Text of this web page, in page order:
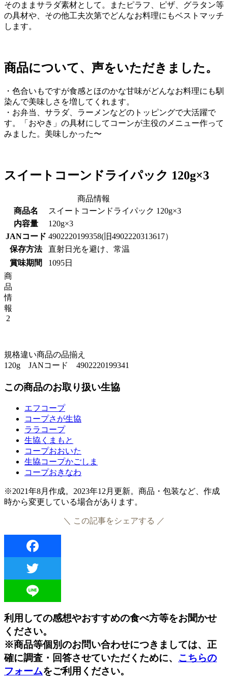
そのままサラダ素材として。またピラフ、ピザ、グラタン等
の具材や、その他工夫次第でどんなお料理にもベストマッチ
します。
商品について、声をいただきました。
・色合いもですが食感とほのかな甘味がどんなお料理にも馴
染んで美味しさを増してくれます。
・お弁当、サラダ、ラーメンなどのトッピングで大活躍で
す。「おやき」の具材にしてコーンが主役のメニュー作って
みました。美味しかった〜
スイートコーンドライパック 120g×3
商品情報
商品名
スイートコーンドライパック 120g×3
内容量
120g×3
JANコード 4902220199358(旧4902220313617）
保存方法
直射日光を避け、常温
賞味期間
1095日
商
品
情
報
2
規格違い商品の品揃え
120g JANコード 4902220199341
この商品のお取り扱い生協
エフコープ
コープさが生協
ララコープ
生協くまもと
コープおおいた
生協コープかごしま
コープおきなわ
※2021年8月作成。2023年12月更新。商品・包装など、作成
時から変更している場合があります。
＼ この記事をシェアする ／
利用しての感想やおすすめの食べ方等をお聞かせ
ください。
※商品等個別のお問い合わせにつきましては、正
確に調査・回答させていただくために、 こちらの
フォームをご利用ください。